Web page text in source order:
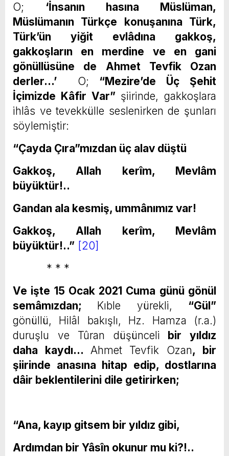
O; ‘İnsanın hasına Müslüman,
Müslümanın Türkçe konuşanına Türk,
Türk’ün yiğit evlâdına gakkoş,
gakkoşların en merdine ve en gani
gönüllüsüne de Ahmet Tevfik Ozan
derler…’
O; “Mezire’de Üç Şehit
İçimizde Kâfir Var” şiirinde, gakkoşlara
ihlâs ve tevekkülle seslenirken de şunları
söylemiştir:
“Çayda Çıra”mızdan üç alav düştü
Gakkoş, Allah kerîm, Mevlâm
büyüktür!..
Gandan ala kesmiş, ummânımız var!
Gakkoş, Allah kerîm, Mevlâm
büyüktür!..” [20]
* * *
Ve işte 15 Ocak 2021 Cuma günü gönül
semâmızdan; Kıble yürekli, “Gül”
gönüllü, Hilâl bakışlı, Hz. Hamza (r.a.)
duruşlu ve Tûran düşünceli bir yıldız
daha kaydı… Ahmet Tevfik Ozan, bir
şiirinde anasına hitap edip, dostlarına
dâir beklentilerini dile getirirken;
“Ana, kayıp gitsem bir yıldız gibi,
Ardımdan bir Yâsîn okunur mu ki?!..